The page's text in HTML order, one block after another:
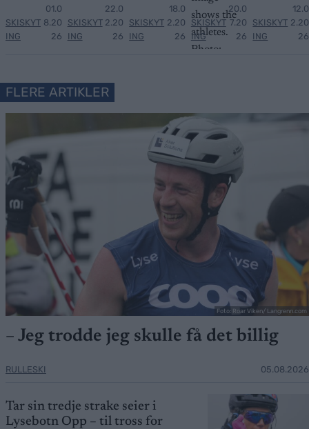
SKISKYT
ING
01.0
8.20
26
SKISKYT
ING
22.0
2.20
26
SKISKYT
ING
18.0
2.20
26
SKISKYT
ING
20.0
7.20
26
SKISKYT
ING
12.0
2.20
26
FLERE ARTIKLER
Foto: Roar Viken/ Langrenn.com
– Jeg trodde jeg skulle få det billig
RULLESKI 05.08.2026
Tar sin tredje strake seier i
Lysebotn Opp – til tross for